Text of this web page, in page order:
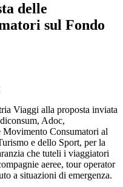
delle
sul Fondo
Viaggi alla proposta inviata
Adoc,
Movimento Consumatori al
e dello Sport, per la
che tuteli i viaggiatori
aeree, tour operator
a situazioni di emergenza.